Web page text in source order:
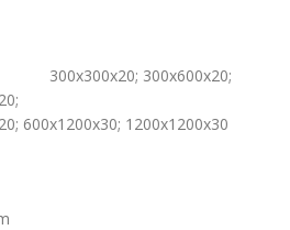
300x300x20; 300x600x20;
400x600x20;
600x1200x30; 1200x1200x30